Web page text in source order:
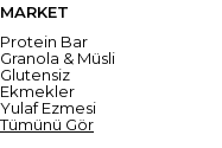
MARKET
Protein Bar
Granola & Müsli
Glutensiz
Ekmekler
Yulaf Ezmesi
Tümünü Gör